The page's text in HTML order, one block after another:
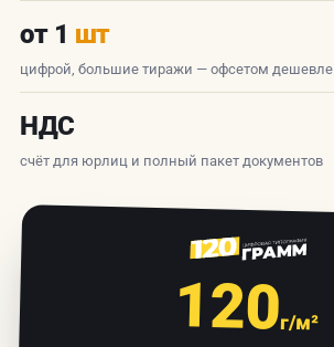
от 1 шт
цифрой, большие тиражи — офсетом дешевле
НДС
счёт для юрлиц и полный пакет документов
120г/м²